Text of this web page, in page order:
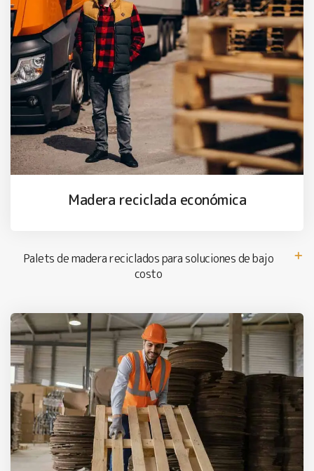
Madera reciclada económica
Palets de madera reciclados para soluciones de bajo
costo